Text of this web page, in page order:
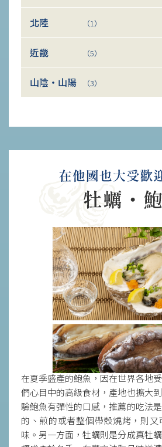
北陸 （1）
近畿 （5）
山陰・山陽 （3）
在夏季盛產的鮑魚，因在世界各地
們心目中的高級食材，產地也擴大
驗鮑魚有彈性的口感，推薦的吃法
的、煎的或者整個帶殼燒烤，則
味。另一方面，牡蠣則是分成真牡